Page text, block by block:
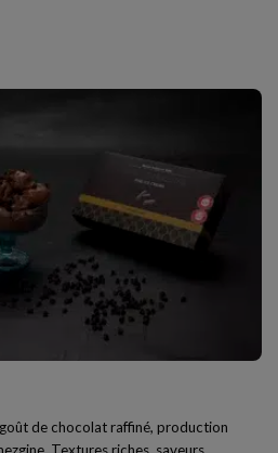
de chocolat raffiné, production